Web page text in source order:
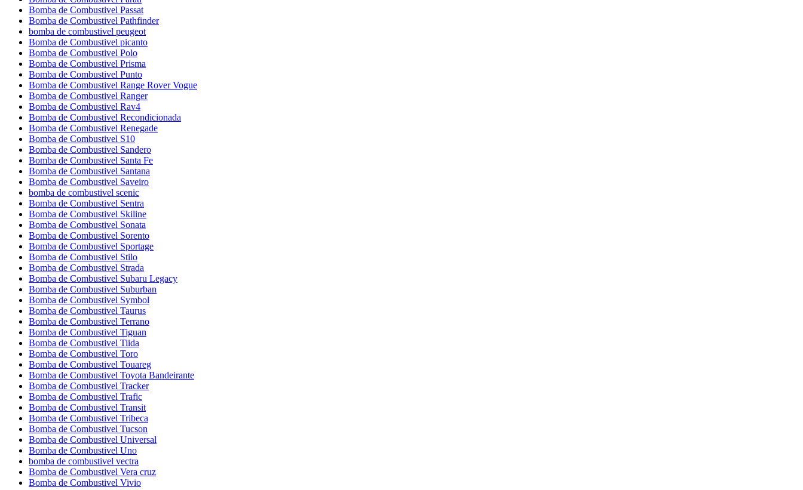
Bomba de Combustivel Passat
Bomba de Combustivel Pathfinder
bomba de combustivel peugeot
Bomba de Combustivel picanto
Bomba de Combustivel Polo
Bomba de Combustivel Prisma
Bomba de Combustivel Punto
Bomba de Combustivel Range Rover Vogue
Bomba de Combustivel Ranger
Bomba de Combustivel Rav4
Bomba de Combustivel Recondicionada
Bomba de Combustivel Renegade
Bomba de Combustivel S10
Bomba de Combustivel Sandero
Bomba de Combustivel Santa Fe
Bomba de Combustivel Santana
Bomba de Combustivel Saveiro
bomba de combustivel scenic
Bomba de Combustivel Sentra
Bomba de Combustivel Skiline
Bomba de Combustivel Sonata
Bomba de Combustivel Sorento
Bomba de Combustivel Sportage
Bomba de Combustivel Stilo
Bomba de Combustivel Strada
Bomba de Combustivel Subaru Legacy
Bomba de Combustivel Suburban
Bomba de Combustivel Symbol
Bomba de Combustivel Taurus
Bomba de Combustivel Terrano
Bomba de Combustivel Tiguan
Bomba de Combustivel Tiida
Bomba de Combustivel Toro
Bomba de Combustivel Touareg
Bomba de Combustivel Toyota Bandeirante
Bomba de Combustivel Tracker
Bomba de Combustivel Trafic
Bomba de Combustivel Transit
Bomba de Combustivel Tribeca
Bomba de Combustivel Tucson
Bomba de Combustivel Universal
Bomba de Combustivel Uno
bomba de combustivel vectra
Bomba de Combustivel Vera cruz
Bomba de Combustivel Vivio